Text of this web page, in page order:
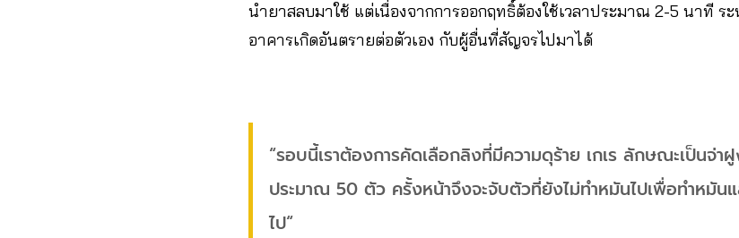
นำยาสลบมาใช้ แต่เนื่องจากการออกฤทธิ์ต้องใช้เวลาประมาณ 2-5 นาที
อาคารเกิดอันตรายต่อตัวเอง กับผู้อื่นที่สัญจรไปมาได้
“รอบนี้เราต้องการคัดเลือกลิงที่มีความดุร้าย เกเร ลักษณะเป็นจ่า
ประมาณ 50 ตัว ครั้งหน้าจึงจะจับตัวที่ยังไม่ทำหมันไปเพื่อทำหมัน
ไป“